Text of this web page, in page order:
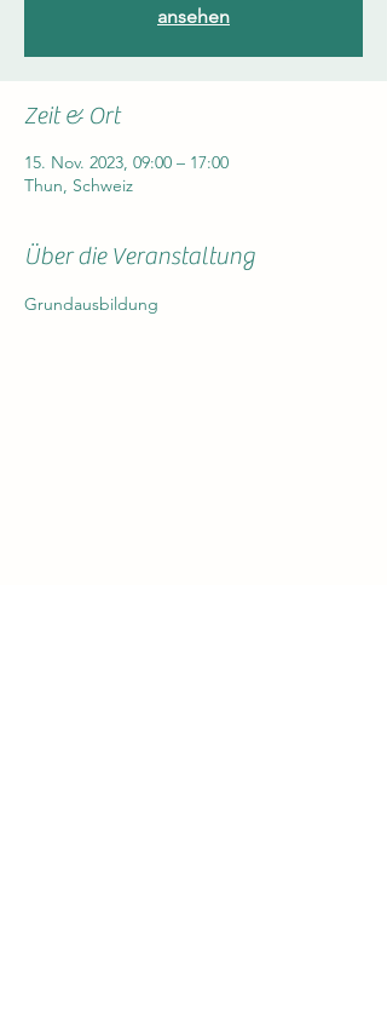
ansehen
Zeit & Ort
15. Nov. 2023, 09:00 – 17:00
Thun, Schweiz
Über die Veranstaltung
Grundausbildung